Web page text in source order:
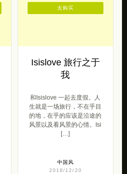
Isislove 旅行之于
我
和Isislove 一起去度假。人
生就是一场旅行，不在乎目
的地，在乎的应该是沿途的
风景以及看风景的心情。Isi
[…]
中国风
2018/12/20
去购买